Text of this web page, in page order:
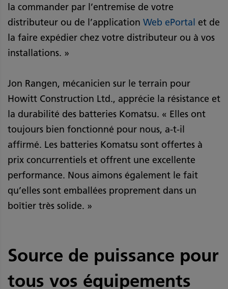
la commander par l’entremise de votre
distributeur ou de l’application Web ePortal et de
la faire expédier chez votre distributeur ou à vos
installations. »
Jon Rangen, mécanicien sur le terrain pour
Howitt Construction Ltd., apprécie la résistance et
la durabilité des batteries Komatsu. « Elles ont
toujours bien fonctionné pour nous, a-t-il
affirmé. Les batteries Komatsu sont offertes à
prix concurrentiels et offrent une excellente
performance. Nous aimons également le fait
qu’elles sont emballées proprement dans un
boîtier très solide. »
Source de puissance pour
tous vos équipements